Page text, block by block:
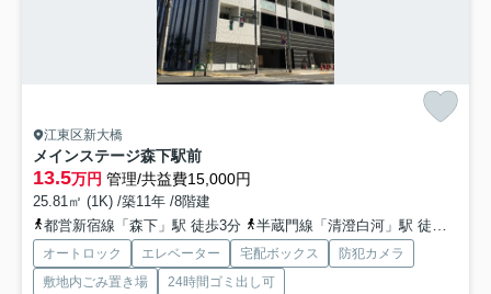
江東区新大橋
メインステージ森下駅前
13.5万円 管理/共益費15,000円
25.81㎡ (1K) /築11年 /8階建
都営新宿線「森下」駅 徒歩3分
半蔵門線「清澄白河」駅 徒歩12分
オートロック エレベーター 宅配ボックス
防犯カメラ
敷地内ごみ置き場
24時間ゴミ出し可